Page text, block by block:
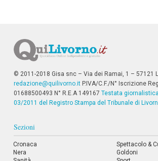
© 2011-2018 Gisa snc – Via dei Ramai, 1 – 57121
redazione@quilivorno.itP.IVA/C.F./N° Iscrizione
01688500493 N° R.E.A 149167 Testata
03/2011 del Registro Stampa del Tribunale di
Sezioni
Cronaca
Nera
Spettacolo &
Goldoni